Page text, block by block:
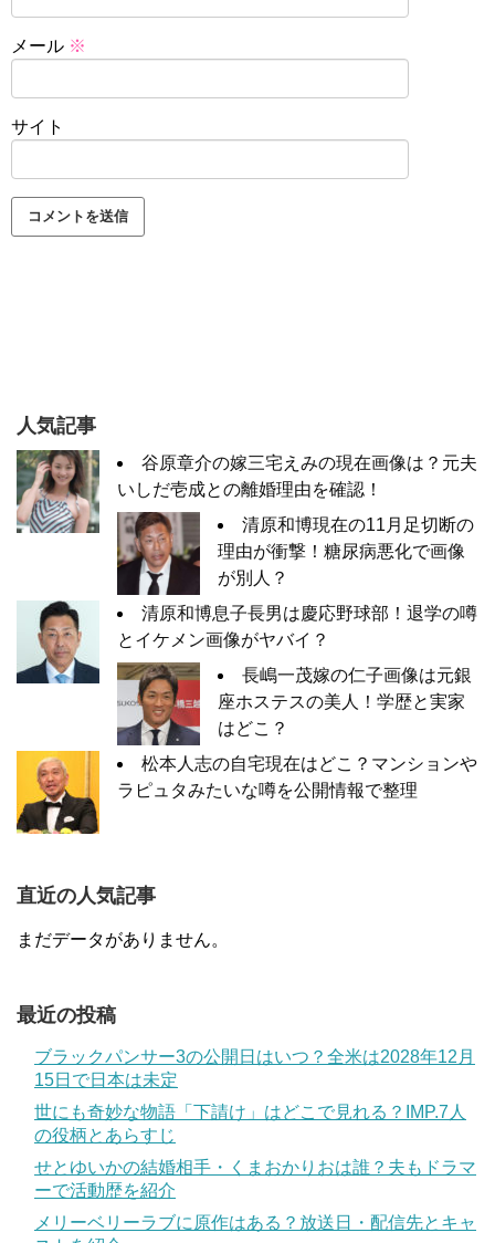
メール ※
サイト
人気記事
谷原章介の嫁三宅えみの現在画像は？元夫
いしだ壱成との離婚理由を確認！
清原和博現在の11月足切断の
理由が衝撃！糖尿病悪化で画像
が別人？
清原和博息子長男は慶応野球部！退学の噂
とイケメン画像がヤバイ？
長嶋一茂嫁の仁子画像は元銀
座ホステスの美人！学歴と実家
はどこ？
松本人志の自宅現在はどこ？マンションや
ラピュタみたいな噂を公開情報で整理
直近の人気記事
まだデータがありません。
最近の投稿
ブラックパンサー3の公開日はいつ？全米は2028年12月
15日で日本は未定
世にも奇妙な物語「下請け」はどこで見れる？IMP.7人
の役柄とあらすじ
せとゆいかの結婚相手・くまおかりおは誰？夫もドラマ
ーで活動歴を紹介
メリーベリーラブに原作はある？放送日・配信先とキャ